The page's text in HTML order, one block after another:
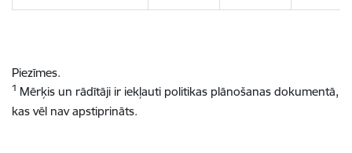
Piezīmes.
1 Mērķis un rādītāji ir iekļauti politikas plānošanas dokumentā,
kas vēl nav apstiprināts.